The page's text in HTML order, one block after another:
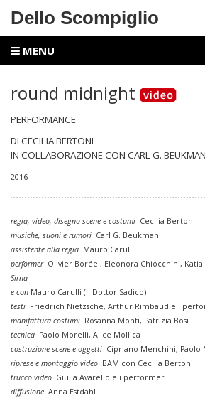
Dello Scompiglio
MENU
round midnight
PERFORMANCE
DI CECILIA BERTONI
IN COLLABORAZIONE CON CARL G. BEUKMAN
2016
regia, video, disegno scene e costumi Cecilia Bertoni
musiche, suoni e rumori Carl G. Beukman
assistente alla regia Mauro Carulli
performer Olivier Boréel, Eleonora Chiocchini, Katia
Sirna
e con Mauro Carulli (il Dottor Sadico)
testi Friedrich Nietzsche, Arthur Rimbaud e i
manifattura costumi Rosanna Monti, Patrizia Bosi
tecnica Paolo Morelli, Alice Mollica
costruzione scene e oggetti Cipriano Menchini,
riprese e montaggio video BAM con Cecilia Bertoni
trucco video Giulia Avarello e i performer
diffusione Anna Estdahl